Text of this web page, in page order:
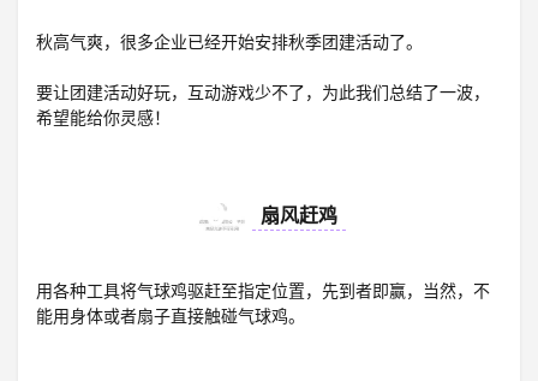
登录
注册
秋高气爽，很多企业已经开始安排秋季团建活动了。
要让团建活动好玩，互动游戏少不了，为此我们总结了一波，
希望能给你灵感！
01 扇风赶鸡
用各种工具将气球鸡驱赶至指定位置，先到者即赢，当然，不
能用身体或者扇子直接触碰气球鸡。